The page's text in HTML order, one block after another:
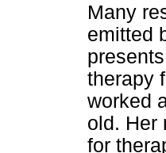
Many
emitted
therapy
worked
old. Her
for